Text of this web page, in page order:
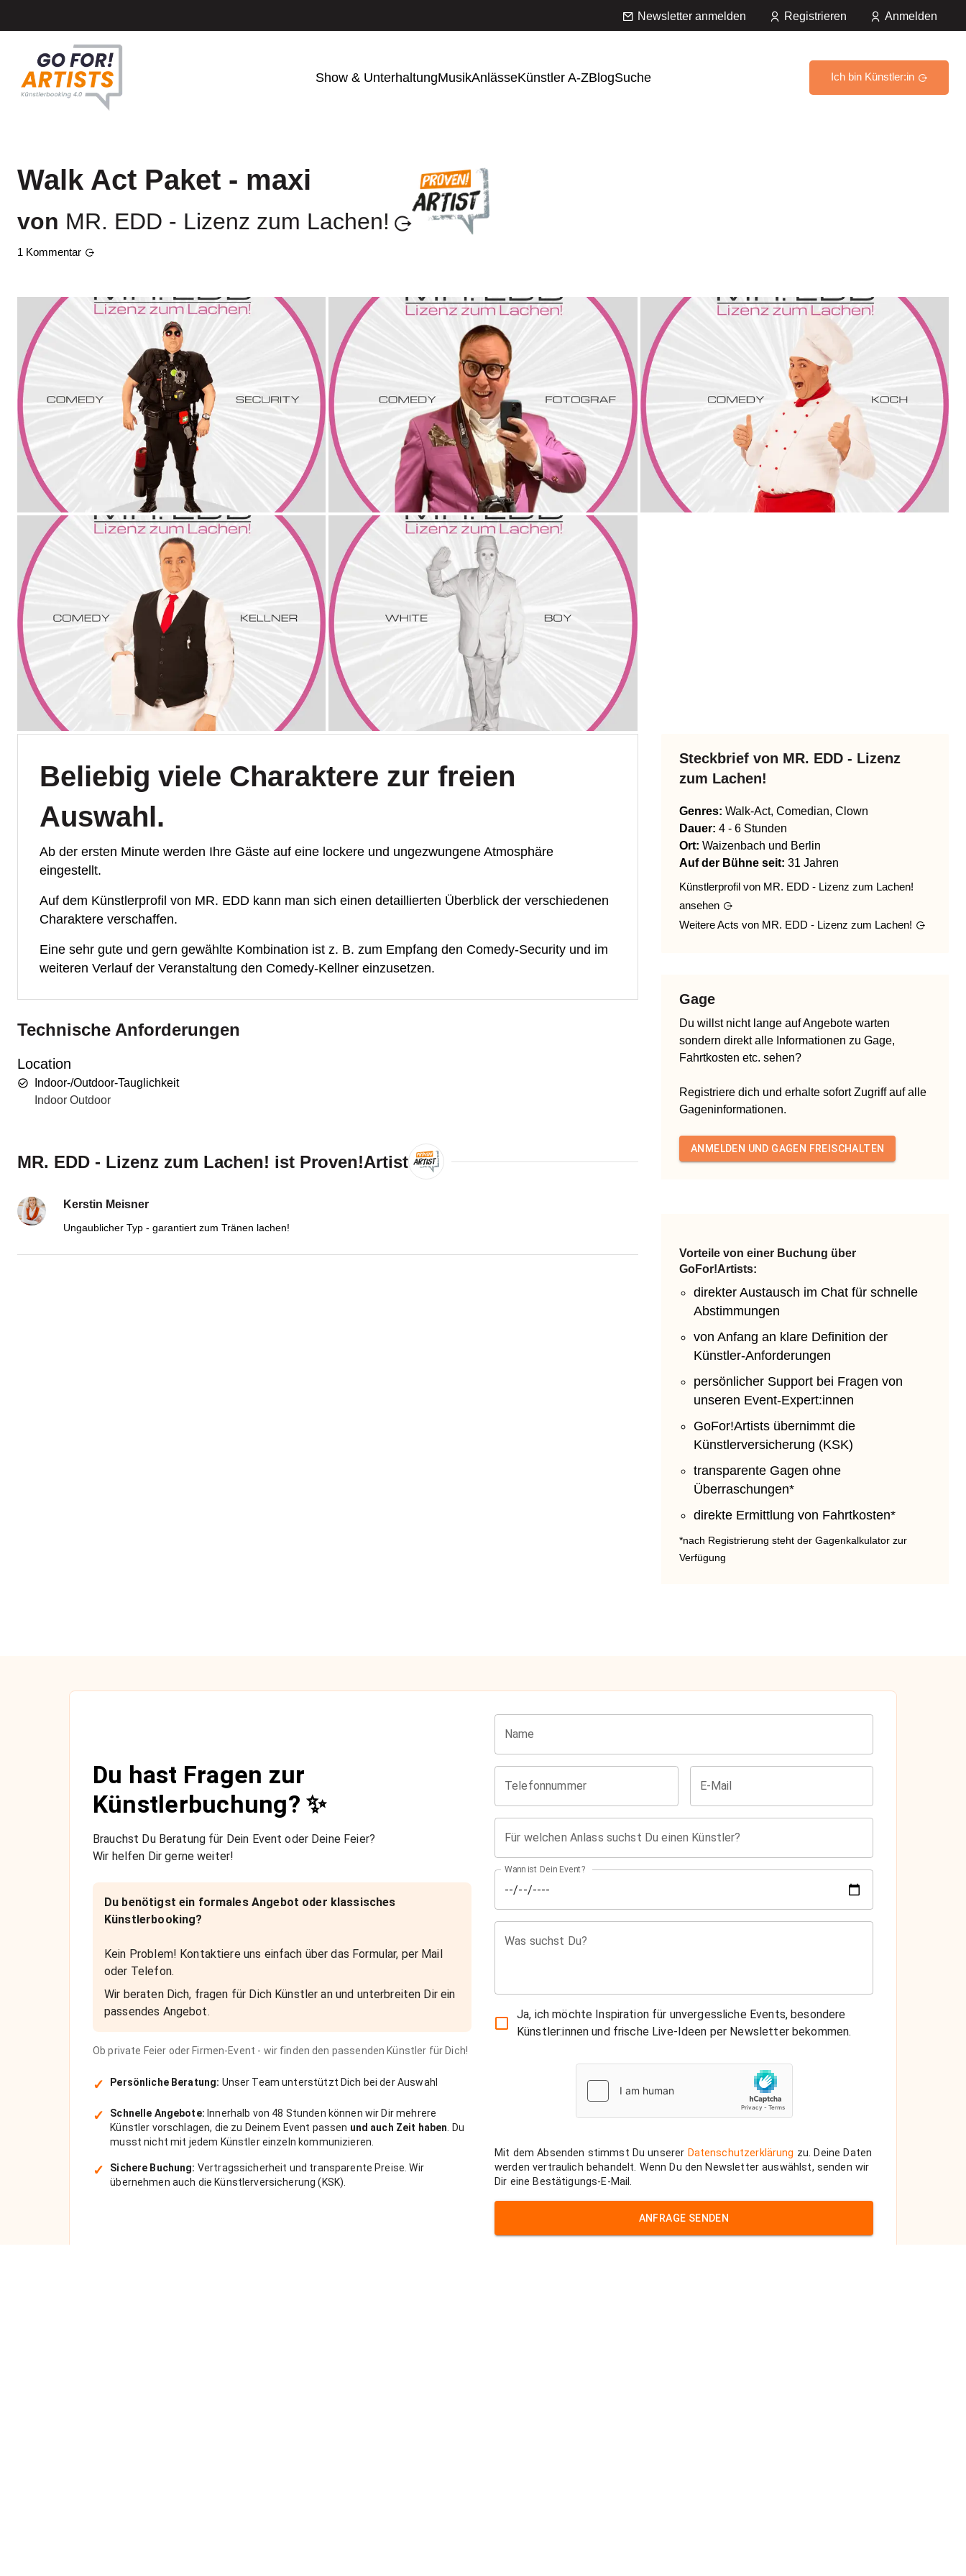
Newsletter anmelden Registrieren Anmelden
Show & UnterhaltungMusikAnlässeKünstler A-ZBlogSuche Ich bin Künstler:in
Walk Act Paket - maxi
von MR. EDD - Lizenz zum Lachen!
1 Kommentar
Beliebig viele Charaktere zur freien
Auswahl.
Ab der ersten Minute werden Ihre Gäste auf eine lockere und ungezwungene Atmosphäre
eingestellt.
Auf dem Künstlerprofil von MR. EDD kann man sich einen detaillierten Überblick der verschiedenen
Charaktere verschaffen.
Eine sehr gute und gern gewählte Kombination ist z. B. zum Empfang den Comedy-Security und im
weiteren Verlauf der Veranstaltung den Comedy-Kellner einzusetzen.
Technische Anforderungen
Location
Indoor-/Outdoor-Tauglichkeit
Indoor Outdoor
MR. EDD - Lizenz zum Lachen! ist Proven!Artist
Kerstin Meisner
Ungaublicher Typ - garantiert zum Tränen lachen!
Steckbrief von MR. EDD - Lizenz
zum Lachen!
Genres: Walk-Act, Comedian, Clown
Dauer: 4 - 6 Stunden
Ort: Waizenbach und Berlin
Auf der Bühne seit: 31 Jahren
Künstlerprofil von MR. EDD - Lizenz zum Lachen!
ansehen
Weitere Acts von MR. EDD - Lizenz zum Lachen!
Gage
Du willst nicht lange auf Angebote warten
sondern direkt alle Informationen zu Gage,
Fahrtkosten etc. sehen?
Registriere dich und erhalte sofort Zugriff auf alle
Gageninformationen.
ANMELDEN UND GAGEN FREISCHALTEN
Vorteile von einer Buchung über
GoFor!Artists:
direkter Austausch im Chat für schnelle
Abstimmungen
von Anfang an klare Definition der
Künstler-Anforderungen
persönlicher Support bei Fragen von
unseren Event-Expert:innen
GoFor!Artists übernimmt die
Künstlerversicherung (KSK)
transparente Gagen ohne
Überraschungen*
direkte Ermittlung von Fahrtkosten*
*nach Registrierung steht der Gagenkalkulator zur
Verfügung
Du hast Fragen zur
Künstlerbuchung? ✨
Brauchst Du Beratung für Dein Event oder Deine Feier?
Wir helfen Dir gerne weiter!
Du benötigst ein formales Angebot oder klassisches
Künstlerbooking?
Kein Problem! Kontaktiere uns einfach über das Formular, per Mail
oder Telefon.
Wir beraten Dich, fragen für Dich Künstler an und unterbreiten Dir ein
passendes Angebot.
Ob private Feier oder Firmen-Event - wir finden den passenden Künstler für Dich!
✓ Persönliche Beratung: Unser Team unterstützt Dich bei der Auswahl
✓ Schnelle Angebote: Innerhalb von 48 Stunden können wir Dir mehrere
Künstler vorschlagen, die zu Deinem Event passen und auch Zeit haben . Du
musst nicht mit jedem Künstler einzeln kommunizieren.
✓ Sichere Buchung: Vertragssicherheit und transparente Preise. Wir
übernehmen auch die Künstlerversicherung (KSK).
Name
Telefonnummer E-Mail
Für welchen Anlass suchst Du einen Künstler?
Wann ist Dein Event?
Was suchst Du?
Ja, ich möchte Inspiration für unvergessliche Events, besondere
Künstler:innen und frische Live-Ideen per Newsletter bekommen.
Mit dem Absenden stimmst Du unserer Datenschutzerklärung zu. Deine Daten
werden vertraulich behandelt. Wenn Du den Newsletter auswählst, senden wir
Dir eine Bestätigungs-E-Mail.
ANFRAGE SENDEN